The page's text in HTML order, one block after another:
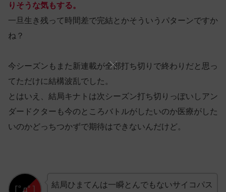
りそうな気もする。
一旦生き残って時間差で完結とかそういうパターンですか
ね？
今シーズンもまた新連載が全部打ち切りで終わりだと思っ
てただけに結構波乱でした。
とはいえ、結局キナトは次シーズン打ち切りっぽいしアン
ダードクターも今のところバトルがしたいのか医療がした
いのかどっちつかずで期待はできないんだけど。
結局ひまてんは一瞬とんでもないサイコパス